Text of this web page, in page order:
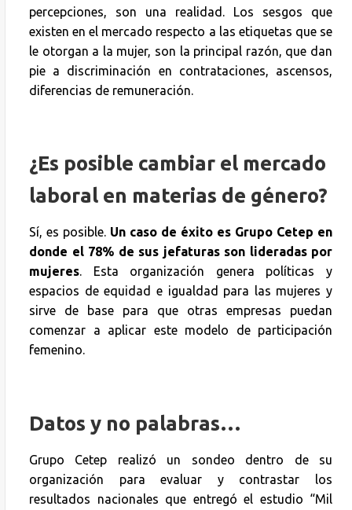
percepciones, son una realidad. Los sesgos que
existen en el mercado respecto a las etiquetas que se
le otorgan a la mujer, son la principal razón, que dan
pie a discriminación en contrataciones, ascensos,
diferencias de remuneración.
¿Es posible cambiar el mercado
laboral en materias de género?
Sí, es posible. Un caso de éxito es Grupo Cetep en
donde el 78% de sus jefaturas son lideradas por
mujeres. Esta organización genera políticas y
espacios de equidad e igualdad para las mujeres y
sirve de base para que otras empresas puedan
comenzar a aplicar este modelo de participación
femenino.
Datos y no palabras…
Grupo Cetep realizó un sondeo dentro de su
organización para evaluar y contrastar los
resultados nacionales que entregó el estudio “Mil